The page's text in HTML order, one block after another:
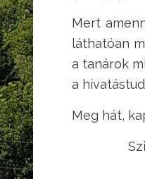
Mert
láthatóan
a tanárok
a
Meg hát,